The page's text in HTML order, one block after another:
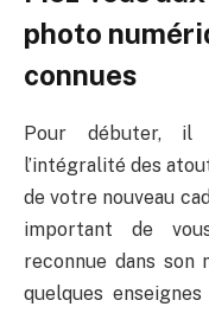
photo
connues
Pour débuter, il
l’intégralité des
de votre nouveau
important de
reconnue dans son
quelques